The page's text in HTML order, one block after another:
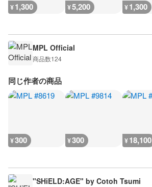
¥1,300 ¥5,200 ¥1,300
MPL Official
商品数124
同じ作者の商品
¥300 ¥300 ¥18,100
"SHiELD:AGE" by Cotoh Tsumi